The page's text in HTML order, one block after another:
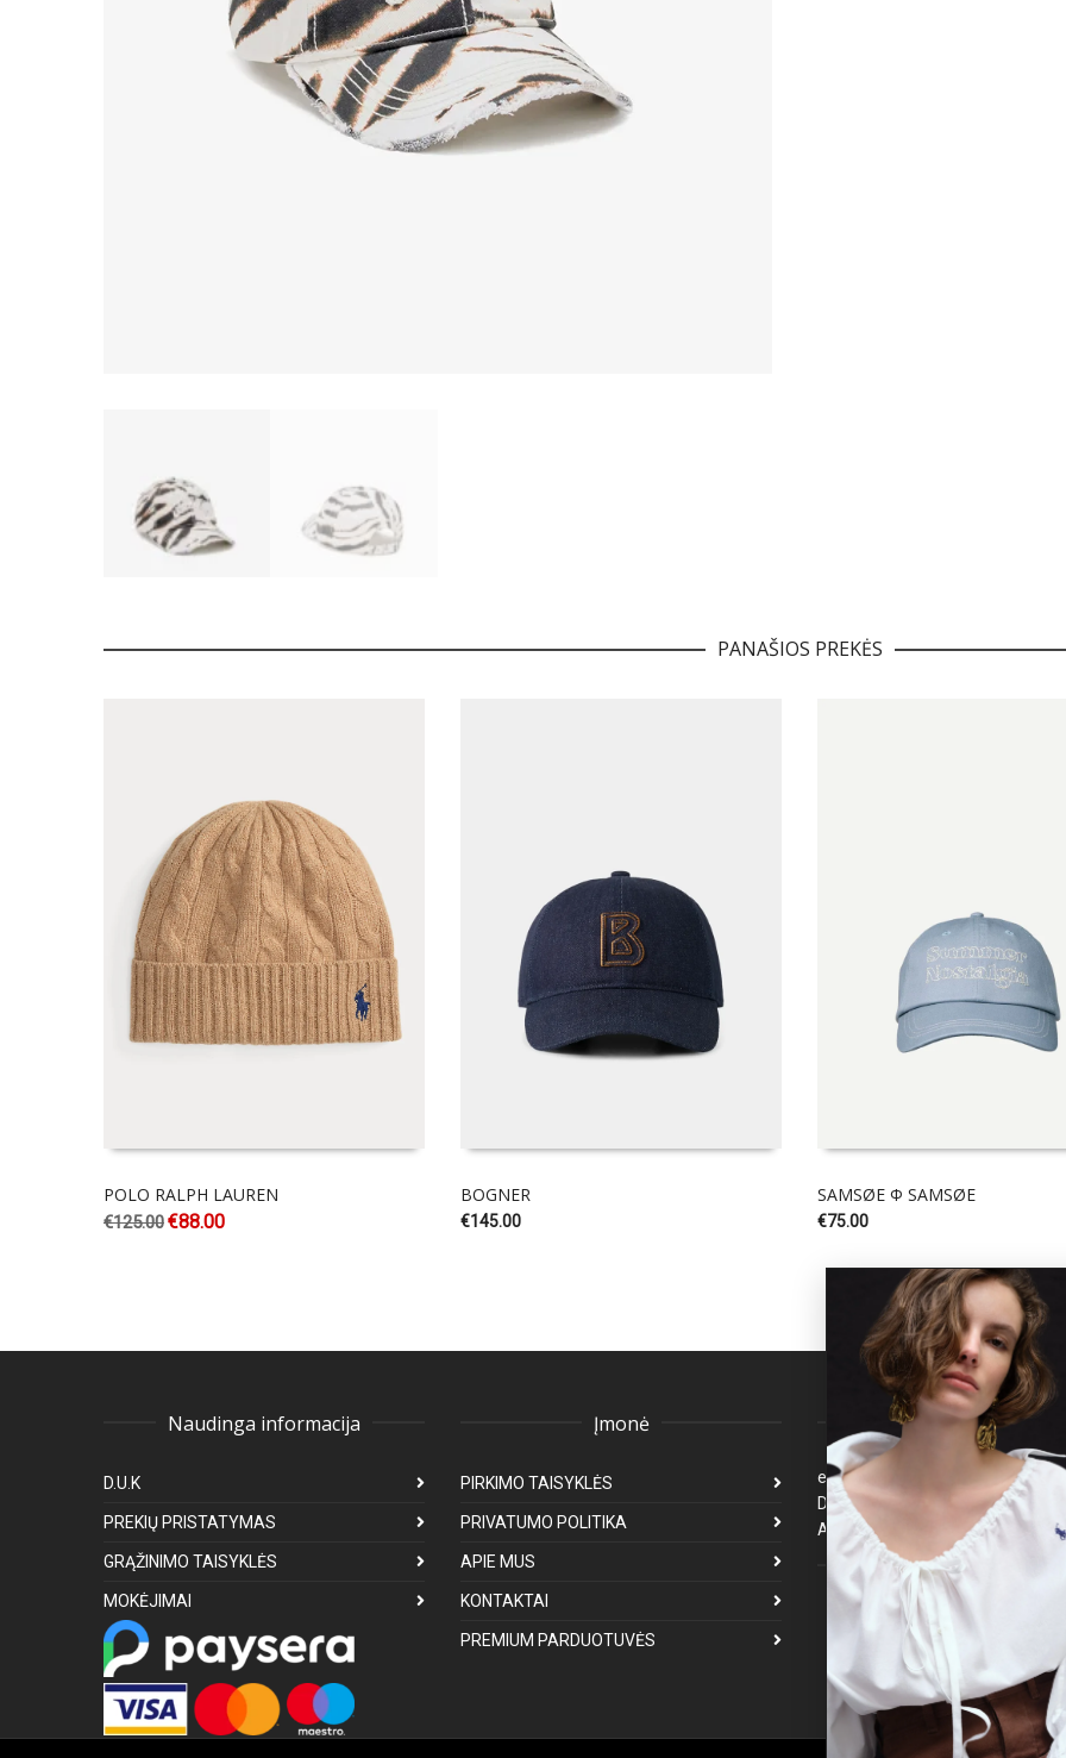
PANAŠIOS PREKĖS
POLO RALPH LAUREN
€125.00€88.00
BOGNER
€145.00
SAMSØE Φ SAMSØE
€75.00
Naudinga informacija
D.U.K
PREKIŲ PRISTATYMAS
GRĄŽINIMO TAISYKLĖS
MOKĖJIMAI
Įmonė
PIRKIMO TAISYKLĖS
PRIVATUMO POLITIKA
APIE MUS
KONTAKTAI
PREMIUM PARDUOTUVĖS
Klientų aptarnavimas
Darbo laikas: I-V 8:00-17:00
Atsakymas per 1-3 darbo dienas
Mus galite rasti